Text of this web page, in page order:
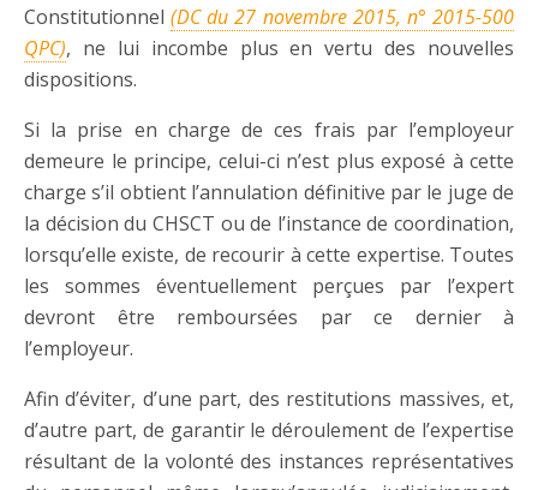
Constitutionnel(DC du 27 novembre 2015, n° 2015-500
QPC), ne lui incombe plus en vertu des nouvelles
dispositions.
Si la prise en charge de ces frais par l’employeur
demeure le principe, celui-ci n’est plus exposé à cette
charge s’il obtient l’annulation définitive par le juge de
la décision du CHSCT ou de l’instance de coordination,
lorsqu’elle existe, de recourir à cette expertise. Toutes
les sommes éventuellement perçues par l’expert
devront être remboursées par ce dernier à
l’employeur.
Afin d’éviter, d’une part, des restitutions massives, et,
d’autre part, de garantir le déroulement de l’expertise
résultant de la volonté des instances représentatives